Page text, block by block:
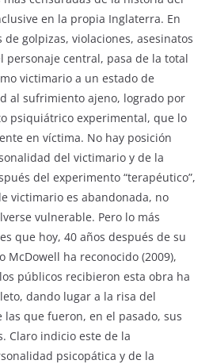
en la propia Inglaterra. En
de golpizas, violaciones, asesinatos
personaje central, pasa de la total
victimario a un estado de
al sufrimiento ajeno, logrado por
psiquiátrico experimental, que lo
en víctima. No hay posición
del victimario y de la
del experimento “terapéutico”,
victimario es abandonada, no
vulnerable. Pero lo más
que hoy, 40 años después de su
McDowell ha reconocido (2009),
públicos recibieron esta obra ha
dando lugar a la risa del
que fueron, en el pasado, sus
Claro indicio este de la
psicopática y de la